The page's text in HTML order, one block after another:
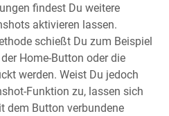
findest Du weitere
aktivieren lassen.
schießt Du zum Beispiel
Home-Button oder die
werden. Weist Du jedoch
Funktion zu, lassen sich
dem Button verbundene